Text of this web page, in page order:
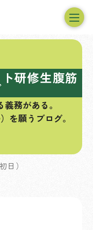
研修生腹筋
務がある。
を願うブログ。
日）